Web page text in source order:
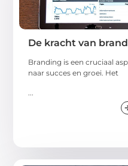
De kracht van
Branding is een cruciaal
naar succes en groei. Het